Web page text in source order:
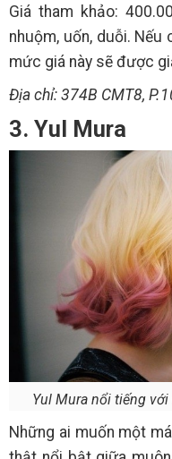
Giá tham khảo:
nhuộm, uốn, duỗi.
mức giá này sẽ được
Địa chỉ: 374B CMT8,
3. Yul Mura
Yul Mura nổi tiếng
Những ai muốn một